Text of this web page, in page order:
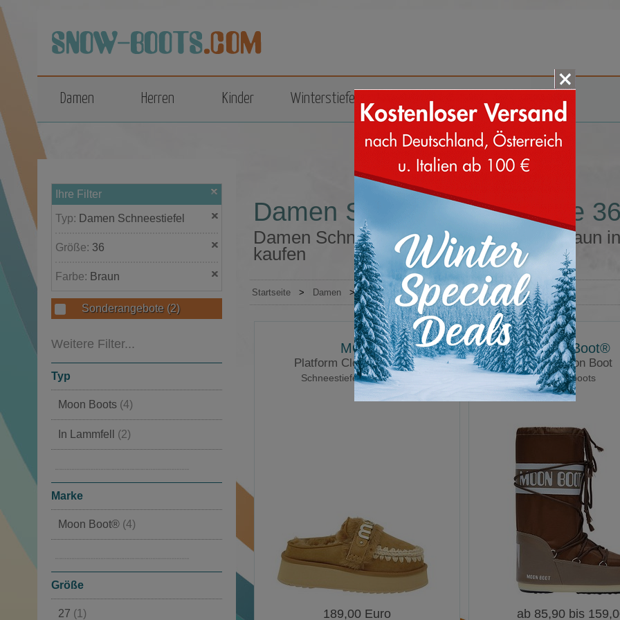
top
Damen Herren Kinder Winterstiefel Zubehör
Ihre Filter
Typ: Damen Schneestiefel
Größe: 36
Farbe: Braun
Sonderangebote (2)
Weitere Filter...
Typ
Moon Boots (4)
In Lammfell (2)
Mit Fellfutter
Marke
Moon Boot® (4)
Größe
27 (1)
Damen Schneestiefel Größe
Damen Schneestiefel Größe 36 Farbe braun
kaufen
Startseite > Damen > Schneestiefel
MOU
Platform Clog letter logo
Schneestiefel in Lammfell
189,00 Euro
Moon Boot®
Icon Nylon Boot
Moonboots
ab 85,90 bis